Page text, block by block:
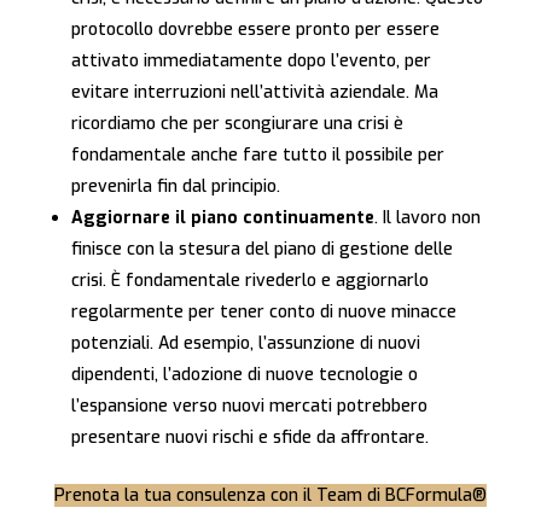
protocollo dovrebbe essere pronto per essere
attivato immediatamente dopo l’evento, per
evitare interruzioni nell’attività aziendale. Ma
ricordiamo che per scongiurare una crisi è
fondamentale anche fare tutto il possibile per
prevenirla fin dal principio.
Aggiornare il piano continuamente. Il lavoro non
finisce con la stesura del piano di gestione delle
crisi. È fondamentale rivederlo e aggiornarlo
regolarmente per tener conto di nuove minacce
potenziali. Ad esempio, l’assunzione di nuovi
dipendenti, l’adozione di nuove tecnologie o
l’espansione verso nuovi mercati potrebbero
presentare nuovi rischi e sfide da affrontare.
Prenota la tua consulenza con il Team di BCFormula®